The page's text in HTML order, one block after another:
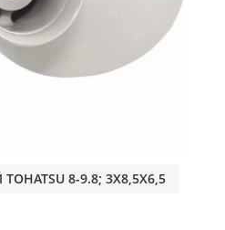
8-9.8; 3X8,5X6,5